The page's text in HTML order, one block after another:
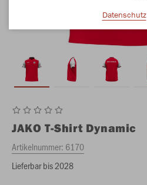
JAKO T-Shirt Dynamic
Artikelnummer: 6170
Lieferbar bis 2028
Datenschutz